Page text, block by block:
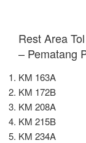
Rest Area
– Pematang
KM 163A
KM 172B
KM 208A
KM 215B
KM 234A